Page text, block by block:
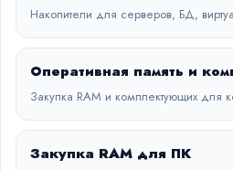
Накопители для серверов, БД,
Оперативная память и
Закупка RAM и комплектующих для
Закупка RAM для ПК